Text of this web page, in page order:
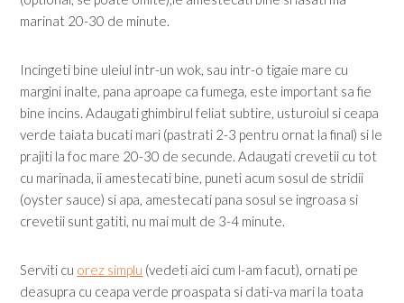
marinat 20-30 de minute.
Incingeti bine uleiul intr-un wok, sau intr-o tigaie mare cu
margini inalte, pana aproape ca fumega, este important sa fie
bine incins. Adaugati ghimbirul feliat subtire, usturoiul si ceapa
verde taiata bucati mari (pastrati 2-3 pentru ornat la final) si le
prajiti la foc mare 20-30 de secunde. Adaugati crevetii cu tot
cu marinada, ii amestecati bine, puneti acum sosul de stridii
(oyster sauce) si apa, amestecati pana sosul se ingroasa si
crevetii sunt gatiti, nu mai mult de 3-4 minute.
Serviti cu orez simplu (vedeti aici cum l-am facut), ornati pe
deasupra cu ceapa verde proaspata si dati-va mari la toata